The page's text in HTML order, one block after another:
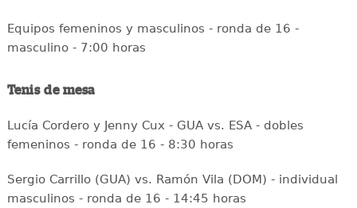
Equipos femeninos y masculinos - ronda de 16 -
masculino - 7:00 horas
Tenis de mesa
Lucía Cordero y Jenny Cux - GUA vs. ESA - dobles
femeninos - ronda de 16 - 8:30 horas
Sergio Carrillo (GUA) vs. Ramón Vila (DOM) - individual
masculinos - ronda de 16 - 14:45 horas